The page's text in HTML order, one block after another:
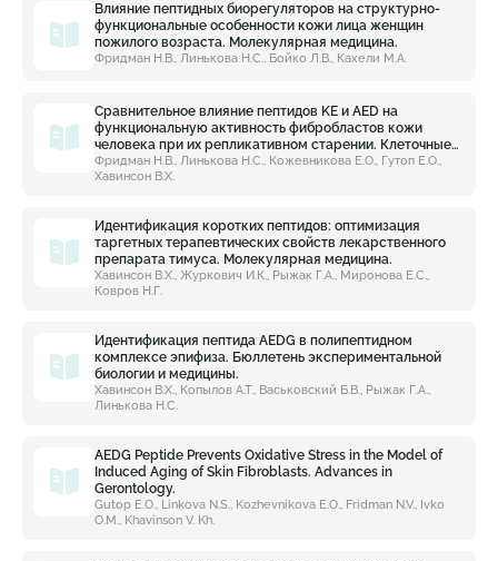
Влияние пептидных биорегуляторов на структурно-
функциональные особенности кожи лица женщин
пожилого возраста. Молекулярная медицина.
Фридман Н.В., Линькова Н.С., Бойко Л.В., Кахели М.А.
Сравнительное влияние пептидов KE и AED на
функциональную активность фибробластов кожи
человека при их репликативном старении. Клеточные
технологии в биологии и медицине.
Фридман Н.В., Линькова Н.С., Кожевникова Е.О., Гутоп Е.О.,
Хавинсон В.Х.
Идентификация коротких пептидов: оптимизация
таргетных терапевтических свойств лекарственного
препарата тимуса. Молекулярная медицина.
Хавинсон В.Х., Журкович И.К., Рыжак Г.А., Миронова Е.С.,
Ковров Н.Г.
Идентификация пептида AEDG в полипептидном
комплексе эпифиза. Бюллетень экспериментальной
биологии и медицины.
Хавинсон В.Х., Копылов А.Т., Васьковский Б.В., Рыжак Г.А.,
Линькова Н.С.
AEDG Peptide Prevents Oxidative Stress in the Model of
Induced Aging of Skin Fibroblasts. Advances in
Gerontology.
Gutop E.O., Linkova N.S., Kozhevnikova E.O., Fridman N.V., Ivko
O.M., Khavinson V. Kh.